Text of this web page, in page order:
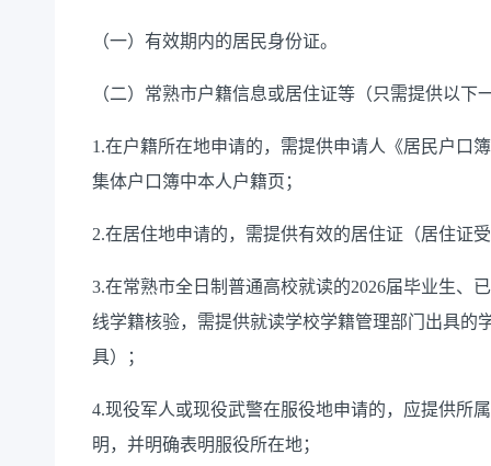
（一）有效期内的居民身份证。
（二） 常熟市户籍信息或居住证等（只需提供以下
1.在户籍所在地申请的，需提供申请人 《居民户口
集体户口簿中本人户籍页 ；
2.在居住地申请的，需提供有效的居住证 （居住证
3.在常熟市全日制普通高校就读的2026届毕业生、
线学籍核验，需提供就读学校学籍管理部门出具的
具）
；
4.现役军人或现役武警在服役地申请的，应提供所
明，并明确表明服役所在地；